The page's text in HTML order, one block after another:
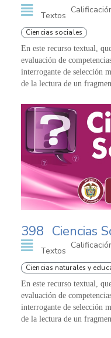
Textos
Ciencias sociales
En este recurso textual,
evaluación de
interrogante de selección
de la lectura de un
398 Ciencias
Textos
Ciencias naturales y
En este recurso textual,
evaluación de
interrogante de selección
de la lectura de un